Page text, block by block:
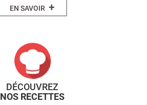
EN SAVOIR +
DÉCOUVREZ
NOS RECETTES